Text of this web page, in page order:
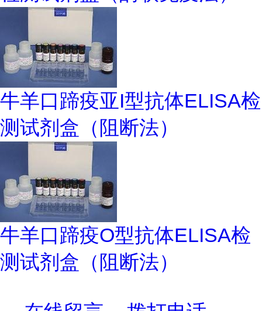
牛羊口蹄疫亚I型抗体ELISA检
测试剂盒（阻断法）
牛羊口蹄疫O型抗体ELISA检
测试剂盒（阻断法）